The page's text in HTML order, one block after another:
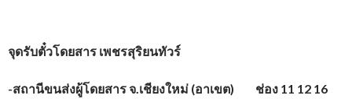
จุดรับตั๋วโดยสาร เพชรสุริยนทัวร์
-สถานีขนส่งผู้โดยสาร จ.เชียงใหม่ (อาเขต) ช่อง 11 12 16